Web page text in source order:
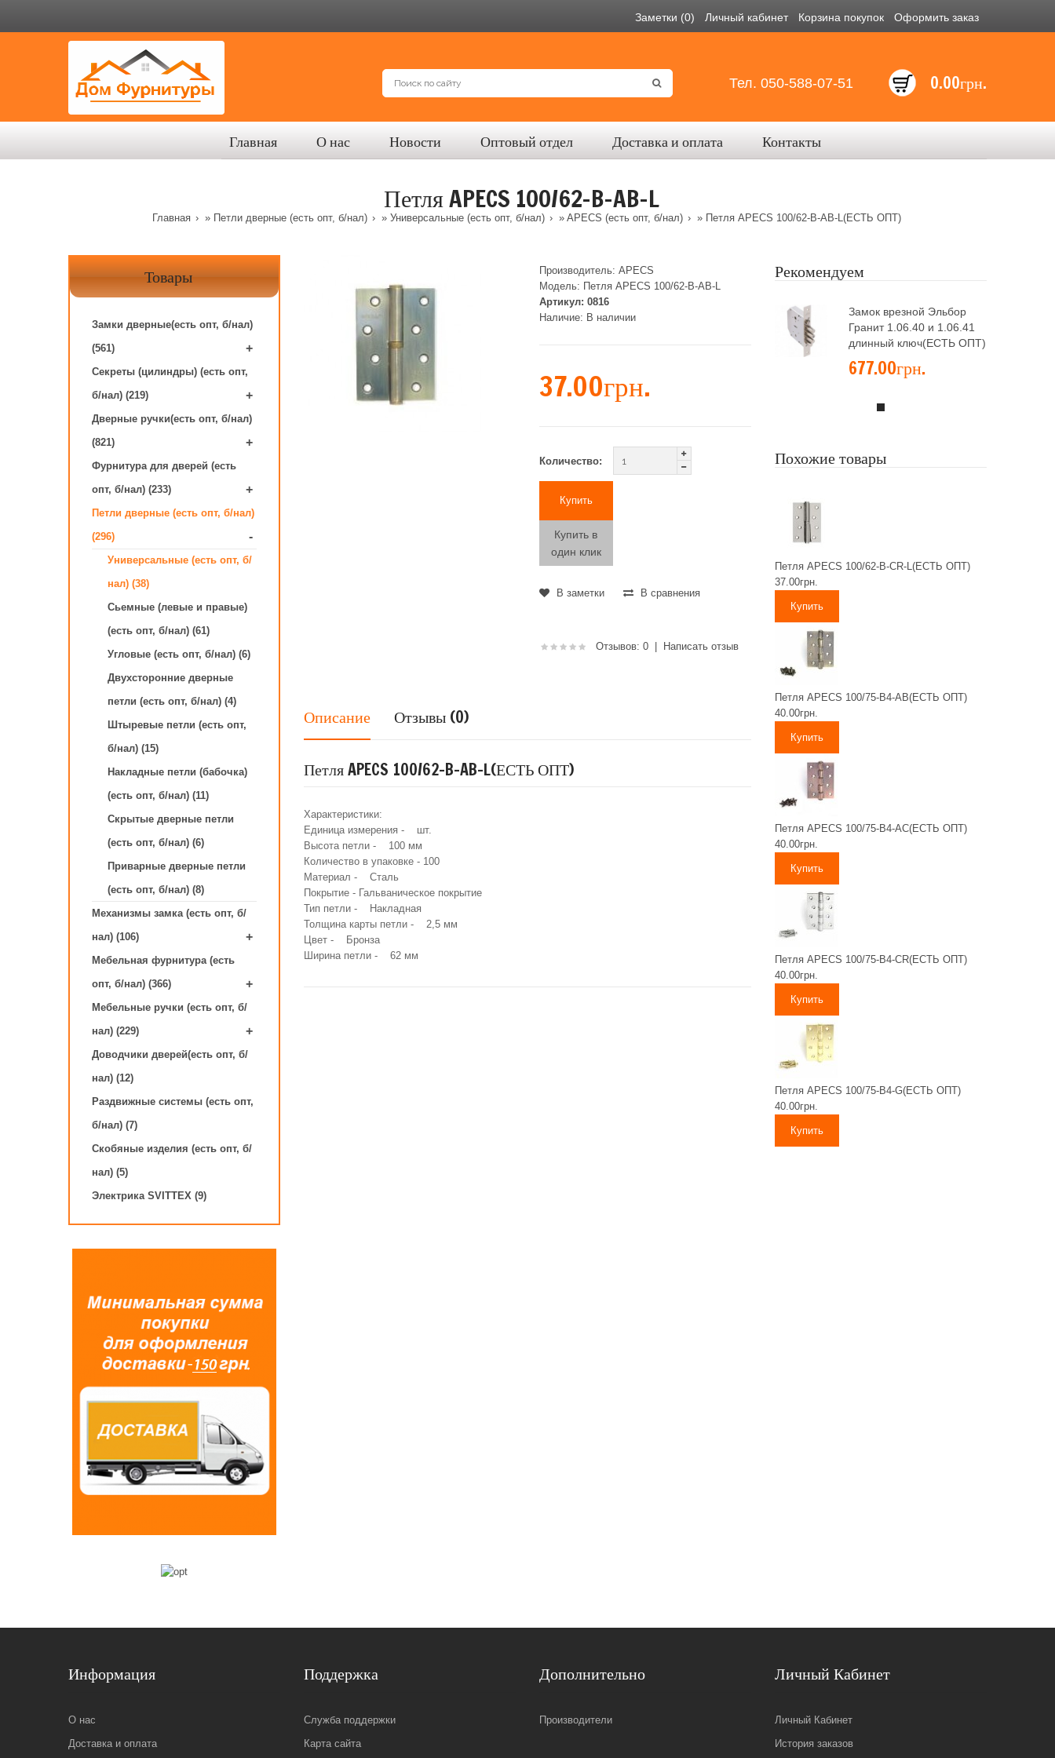
Заметки (0) Личный кабинет Корзина покупок Оформить заказ
Тел. 050-588-07-51 0.00грн.
Главная О нас Новости Оптовый отдел Доставка и оплата Контакты
Петля APECS 100/62-B-AB-L
Главная » Петли дверные (есть опт, б/нал) » Универсальные (есть опт, б/нал) » APECS (есть опт, б/нал) » Петля APECS 100/62-B-AB-L(ЕСТЬ ОПТ)
Товары
Замки дверные(есть опт, б/нал)
(561)
+
Секреты (цилиндры) (есть опт,
б/нал) (219)
+
Дверные ручки(есть опт, б/нал)
(821)
+
Фурнитура для дверей (есть
опт, б/нал) (233)
+
Петли дверные (есть опт, б/нал)
(296)
-
Универсальные (есть опт, б/
нал) (38)
Сьемные (левые и правые)
(есть опт, б/нал) (61)
Угловые (есть опт, б/нал) (6)
Двухсторонние дверные
петли (есть опт, б/нал) (4)
Штыревые петли (есть опт,
б/нал) (15)
Накладные петли (бабочка)
(есть опт, б/нал) (11)
Скрытые дверные петли
(есть опт, б/нал) (6)
Приварные дверные петли
(есть опт, б/нал) (8)
Механизмы замка (есть опт, б/
нал) (106)
+
Мебельная фурнитура (есть
опт, б/нал) (366)
+
Мебельные ручки (есть опт, б/
нал) (229)
+
Доводчики дверей(есть опт, б/
нал) (12)
Раздвижные системы (есть опт,
б/нал) (7)
Скобяные изделия (есть опт, б/
нал) (5)
Электрика SVITTEX (9)
Производитель: APECS
Модель: Петля APECS 100/62-B-AB-L
Артикул: 0816
Наличие: В наличии
37.00грн.
Количество:
Купить в
один клик
В заметки В сравнения
Отзывов: 0| Написать отзыв
Описание Отзывы (0)
Петля APECS 100/62-B-AB-L(ЕСТЬ ОПТ)
Характеристики:
Единица измерения - шт.
Высота петли - 100 мм
Количество в упаковке - 100
Материал - Сталь
Покрытие - Гальваническое покрытие
Тип петли - Накладная
Толщина карты петли - 2,5 мм
Цвет - Бронза
Ширина петли - 62 мм
Рекомендуем
Замок врезной Эльбор
Гранит 1.06.40 и 1.06.41
длинный ключ(ЕСТЬ ОПТ)
677.00грн.
Похожие товары
Петля APECS 100/62-B-CR-L(ЕСТЬ ОПТ)
37.00грн.
Петля APECS 100/75-B4-AB(ЕСТЬ ОПТ)
40.00грн.
Петля APECS 100/75-B4-AC(ЕСТЬ ОПТ)
40.00грн.
Петля APECS 100/75-B4-CR(ЕСТЬ ОПТ)
40.00грн.
Петля APECS 100/75-B4-G(ЕСТЬ ОПТ)
40.00грн.
Информация
О нас
Доставка и оплата
Поддержка
Служба поддержки
Карта сайта
Дополнительно
Производители
Личный Кабинет
Личный Кабинет
История заказов